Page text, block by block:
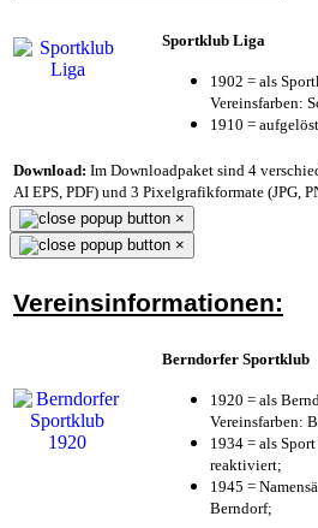
Sportklub Liga
1902 = als
Vereinsfarben:
1910 = aufgelöst
Download: Im Downloadpaket sind 4
AI EPS, PDF) und 3 Pixelgrafikformate (JPG,
×
×
Vereinsinformationen:
Berndorfer Sportklub
1920 = als
Vereinsfarben:
1934 = als
reaktiviert;
1945 =
Berndorf;